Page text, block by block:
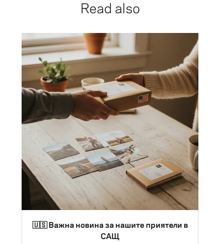
Read also
🇺🇸 Важна новина за нашите приятели в
САЩ